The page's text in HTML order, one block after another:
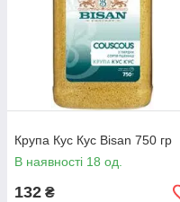
Крупа Кус Кус Bisan 750 гр
В наявності 18 од.
132 ₴